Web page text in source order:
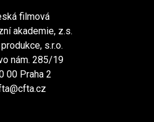
filmová
akademie, z.s.
produkce, s.r.o.
nám. 285/19
00 Praha 2